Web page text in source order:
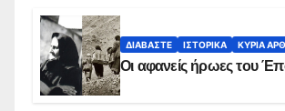
ΔΙΑΒΆΣΤΕ ΙΣΤΟΡΙΚΆ ΚΥΡΙΑ
Οι αφανείς ήρωες του